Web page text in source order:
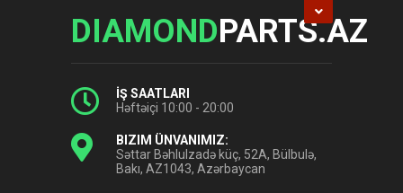
DIAMONDPARTS.AZ
İŞ SAATLARI
Həftəiçi 10:00 - 20:00
BIZIM ÜNVANIMIZ:
Səttar Bəhlulzadə küç, 52A, Bülbulə,
Bakı, AZ1043, Azərbaycan